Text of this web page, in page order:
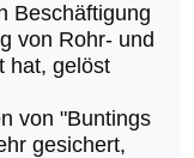
Beschäftigung
von Rohr- und
hat, gelöst
von "Buntings
gesichert,